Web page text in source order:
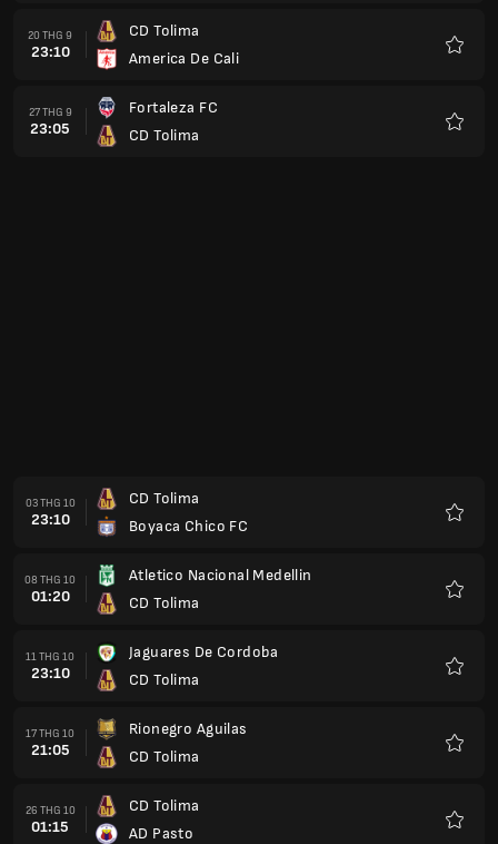
20 THG 9
23:10
CD Tolima
America De Cali
27 THG 9
23:05
Fortaleza FC
CD Tolima
03 THG 10
23:10
CD Tolima
Boyaca Chico FC
08 THG 10
01:20
Atletico Nacional Medellin
CD Tolima
11 THG 10
23:10
Jaguares De Cordoba
CD Tolima
17 THG 10
21:05
Rionegro Aguilas
CD Tolima
26 THG 10
01:15
CD Tolima
AD Pasto